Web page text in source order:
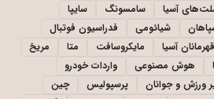
آسیا سامسونگ
سایپا
شیائومی
فدراسیون فوتبال
آسیا مایکروسافت متا
مریخ
هوش مصنوعی
واردات خودرو
ورزش و جوانان پرسپولیس
چین